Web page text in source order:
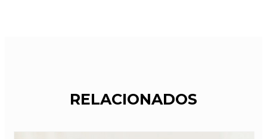
RELACIONADOS